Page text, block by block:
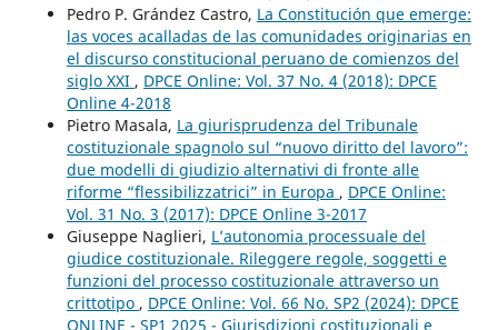
Pedro P. Grández Castro, La Constitución que emerge:
las voces acalladas de las comunidades originarias en
el discurso constitucional peruano de comienzos del
siglo XXI , DPCE Online: Vol. 37 No. 4 (2018): DPCE
Online 4-2018
Pietro Masala, La giurisprudenza del Tribunale
costituzionale spagnolo sul “nuovo diritto del lavoro”:
due modelli di giudizio alternativi di fronte alle
riforme “flessibilizzatrici” in Europa , DPCE Online:
Vol. 31 No. 3 (2017): DPCE Online 3-2017
Giuseppe Naglieri, L’autonomia processuale del
giudice costituzionale. Rileggere regole, soggetti e
funzioni del processo costituzionale attraverso un
crittotipo , DPCE Online: Vol. 66 No. SP2 (2024): DPCE
ONLINE - SP1 2025 - Giurisdizioni costituzionali e